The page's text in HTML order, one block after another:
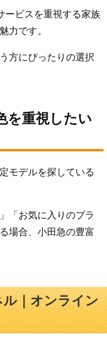
ービスを重視する家族
力です。
方にぴったりの選択
を重視したい
モデルを探している
「お気に入りのブラ
場合、小田急の豊富
ル｜オンライン